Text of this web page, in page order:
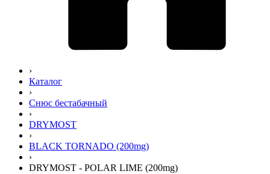
›
Каталог
›
Снюс бестабачный
›
DRYMOST
›
BLACK TORNADO (200mg)
›
DRYMOST - POLAR LIME (200mg)